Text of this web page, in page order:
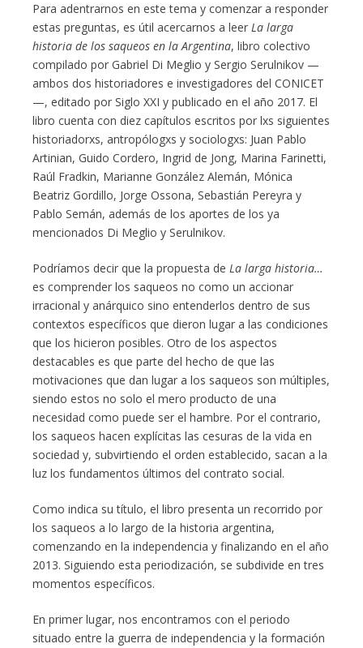
Para adentrarnos en este tema y comenzar a responder
estas preguntas, es útil acercarnos a leer La larga
historia de los saqueos en la Argentina, libro colectivo
compilado por Gabriel Di Meglio y Sergio Serulnikov —
ambos dos historiadores e investigadores del CONICET
—, editado por Siglo XXI y publicado en el año 2017. El
libro cuenta con diez capítulos escritos por lxs siguientes
historiadorxs, antropólogxs y sociologxs: Juan Pablo
Artinian, Guido Cordero, Ingrid de Jong, Marina Farinetti,
Raúl Fradkin, Marianne González Alemán, Mónica
Beatriz Gordillo, Jorge Ossona, Sebastián Pereyra y
Pablo Semán, además de los aportes de los ya
mencionados Di Meglio y Serulnikov.
Podríamos decir que la propuesta de La larga historia…
es comprender los saqueos no como un accionar
irracional y anárquico sino entenderlos dentro de sus
contextos específicos que dieron lugar a las condiciones
que los hicieron posibles. Otro de los aspectos
destacables es que parte del hecho de que las
motivaciones que dan lugar a los saqueos son múltiples,
siendo estos no solo el mero producto de una
necesidad como puede ser el hambre. Por el contrario,
los saqueos hacen explícitas las cesuras de la vida en
sociedad y, subvirtiendo el orden establecido, sacan a la
luz los fundamentos últimos del contrato social.
Como indica su título, el libro presenta un recorrido por
los saqueos a lo largo de la historia argentina,
comenzando en la independencia y finalizando en el año
2013. Siguiendo esta periodización, se subdivide en tres
momentos específicos.
En primer lugar, nos encontramos con el periodo
situado entre la guerra de independencia y la formación